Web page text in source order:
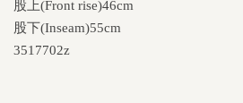
股上(Front rise)46cm
股下(Inseam)55cm
3517702z